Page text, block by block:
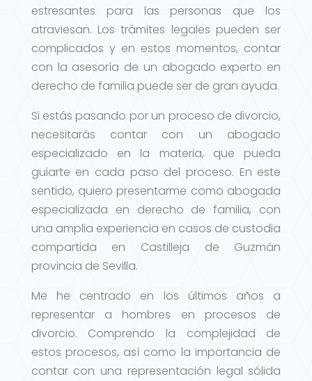
estresantes para las personas que los
atraviesan. Los trámites legales pueden ser
complicados y en estos momentos, contar
con la asesoría de un abogado experto en
derecho de familia puede ser de gran ayuda.
Si estás pasando por un proceso de divorcio,
necesitarás contar con un abogado
especializado en la materia, que pueda
guiarte en cada paso del proceso. En este
sentido, quiero presentarme como abogada
especializada en derecho de familia, con
una amplia experiencia en casos de custodia
compartida en Castilleja de Guzmán
provincia de Sevilla.
Me he centrado en los últimos años a
representar a hombres en procesos de
divorcio. Comprendo la complejidad de
estos procesos, así como la importancia de
contar con una representación legal sólida